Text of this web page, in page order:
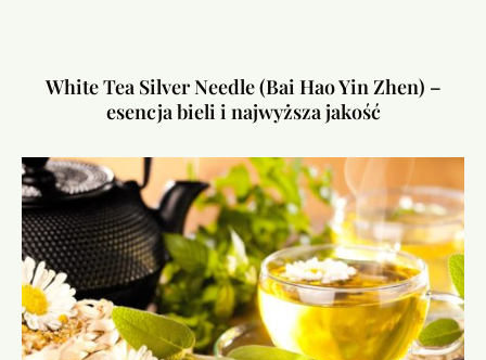
White Tea Silver Needle (Bai Hao Yin Zhen) –
esencja bieli i najwyższa jakość